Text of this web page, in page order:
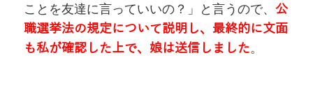
ことを友達に言っていいの？」と言うので、 公
職選挙法の規定について説明し、最終的に文面
も私が確認した上で、娘は送信しました。